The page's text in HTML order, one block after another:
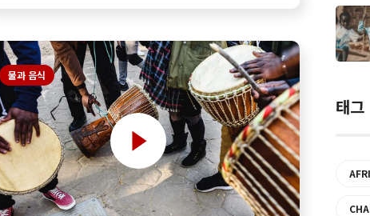
물과 음식
태그